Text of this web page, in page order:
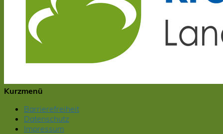
Kurzmenü
Barrierefreiheit
Datenschutz
Impressum